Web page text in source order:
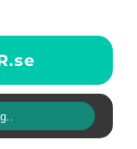
se